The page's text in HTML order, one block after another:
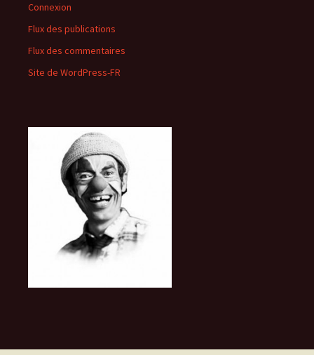
Connexion
Flux des publications
Flux des commentaires
Site de WordPress-FR